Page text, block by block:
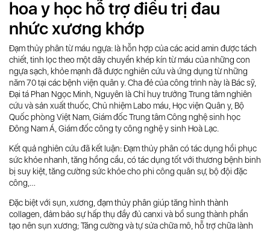
hoa y học hỗ trợ điều trị đau
nhức xương khớp
Đạm thủy phân từ máu ngựa: là hỗn hợp của các acid amin được tách
chiết, tinh lọc theo một dây chuyền khép kín từ máu của những con
ngựa sạch, khỏe mạnh đã được nghiên cứu và ứng dụng từ những
năm 70 tại các bệnh viện quân y. Cha đẻ của công trình này là Bác sỹ,
Đại tá Phan Ngọc Minh, Nguyên là Chỉ huy trưởng Trung tâm nghiên
cứu và sản xuất thuốc, Chủ nhiệm Labo máu, Học viện Quân y, Bộ
Quốc phòng Việt Nam, Giám đốc Trung tâm Công nghệ sinh học
Đông Nam Á, Giám đốc công ty công nghệ y sinh Hoà Lạc.
Kết quả nghiên cứu đã kết luận: Đạm thủy phân có tác dụng hồi phục
sức khỏe nhanh, tăng hồng cầu, có tác dụng tốt với thương bệnh binh
bị suy kiệt, tăng cường sức khỏe cho phi công quân sự, bộ đội đặc
công,…
Đặc biệt với sụn, xương, đạm thủy phân giúp tăng hình thành
collagen, đảm bảo sự hấp thụ đầy đủ canxi và bổ sung thành phần
tạo nên sụn xương; Tăng cường và tự sửa chữa mô, hỗ trợ chữa lành